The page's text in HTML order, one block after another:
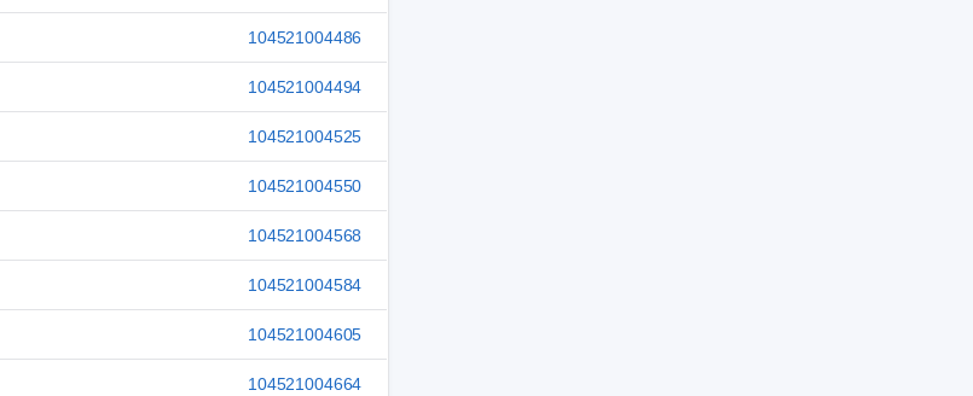
104521004486
104521004494
104521004525
104521004550
104521004568
104521004584
104521004605
104521004664